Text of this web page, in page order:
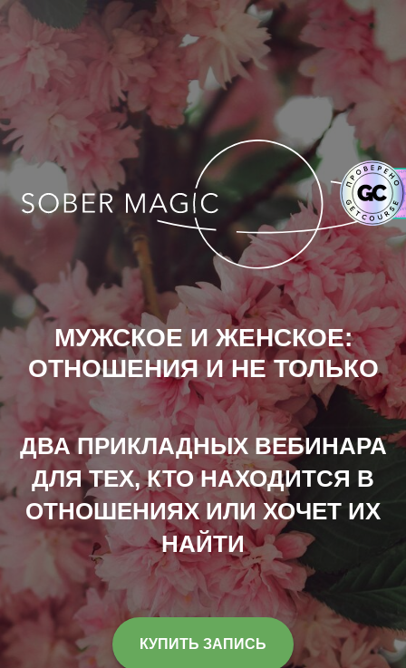
МУЖСКОЕ И ЖЕНСКОЕ:
ОТНОШЕНИЯ И НЕ ТОЛЬКО
ДВА ПРИКЛАДНЫХ ВЕБИНАРА
ДЛЯ ТЕХ, КТО НАХОДИТСЯ В
ОТНОШЕНИЯХ ИЛИ ХОЧЕТ ИХ
НАЙТИ
КУПИТЬ ЗАПИСЬ